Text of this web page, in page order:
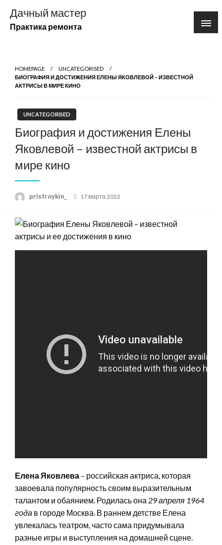
содержимому
Дачный мастер
Практика ремонта
HOMEPAGE
UNCATEGORISED
БИОГРАФИЯ И ДОСТИЖЕНИЯ ЕЛЕНЫ ЯКОВЛЕВОЙ – ИЗВЕСТНОЙ
АКТРИСЫ В МИРЕ КИНО
UNCATEGORISED
Биография и достижения Елены
Яковлевой – известной актрисы в
мире кино
pristroykin_
Posted
17 марта 2022
Елена Яковлева – российская актриса, которая
завоевала популярность своим выразительным
талантом и обаянием. Родилась она 29 апреля 1964
года в городе Москва. В раннем детстве Елена
увлекалась театром, часто сама придумывала
разные игры и выступления на домашней сцене.